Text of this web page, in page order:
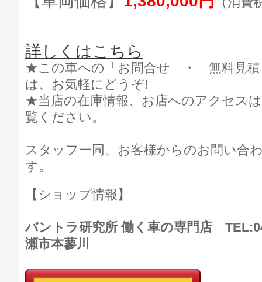
詳しくはこちら
★この車への「お問合せ」・「無料見
は、お気軽にどうぞ!
★当店の在庫情報、お店へのアクセス
覧ください。
スタッフ一同、お客様からのお問い合
す。
【ショップ情報】
バントラ研究所 働く車の専門店
瀬市本蓼川